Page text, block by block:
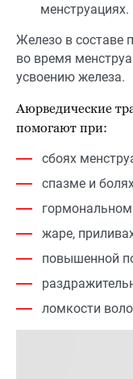
менструациях.
Железо в составе
во время
усвоению железа.
Аюрведические
помогают при:
сбоях
спазме и
жаре,
повышенной
ломкости